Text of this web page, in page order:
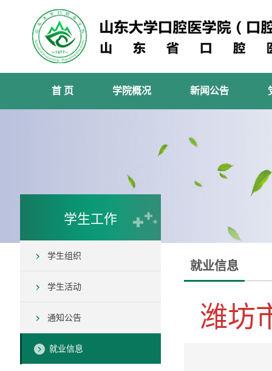
首 页 学院概况 新闻公告
学生工作
学生组织
学生活动
通知公告
就业信息
就业信息
潍坊